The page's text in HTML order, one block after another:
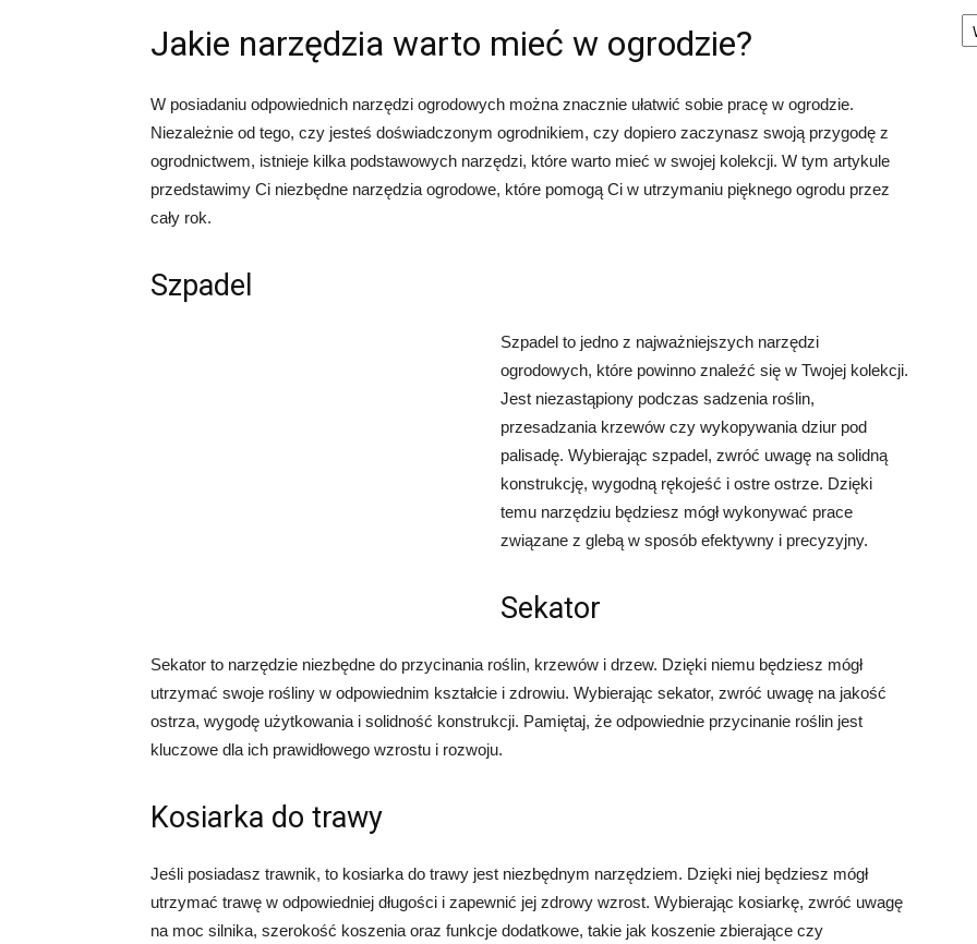
Jakie narzędzia warto mieć w ogrodzie?
W posiadaniu odpowiednich narzędzi ogrodowych można znacznie ułatwić sobie pracę w ogrodzie.
Niezależnie od tego, czy jesteś doświadczonym ogrodnikiem, czy dopiero zaczynasz swoją przygodę z
ogrodnictwem, istnieje kilka podstawowych narzędzi, które warto mieć w swojej kolekcji. W tym artykule
przedstawimy Ci niezbędne narzędzia ogrodowe, które pomogą Ci w utrzymaniu pięknego ogrodu przez
cały rok.
Szpadel
Szpadel to jedno z najważniejszych narzędzi
ogrodowych, które powinno znaleźć się w Twojej kolekcji.
Jest niezastąpiony podczas sadzenia roślin,
przesadzania krzewów czy wykopywania dziur pod
palisadę. Wybierając szpadel, zwróć uwagę na solidną
konstrukcję, wygodną rękojeść i ostre ostrze. Dzięki
temu narzędziu będziesz mógł wykonywać prace
związane z glebą w sposób efektywny i precyzyjny.
Sekator
Sekator to narzędzie niezbędne do przycinania roślin, krzewów i drzew. Dzięki niemu będziesz mógł
utrzymać swoje rośliny w odpowiednim kształcie i zdrowiu. Wybierając sekator, zwróć uwagę na jakość
ostrza, wygodę użytkowania i solidność konstrukcji. Pamiętaj, że odpowiednie przycinanie roślin jest
kluczowe dla ich prawidłowego wzrostu i rozwoju.
Kosiarka do trawy
Jeśli posiadasz trawnik, to kosiarka do trawy jest niezbędnym narzędziem. Dzięki niej będziesz mógł
utrzymać trawę w odpowiedniej długości i zapewnić jej zdrowy wzrost. Wybierając kosiarkę, zwróć uwagę
na moc silnika, szerokość koszenia oraz funkcje dodatkowe, takie jak koszenie zbierające czy